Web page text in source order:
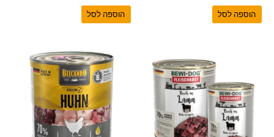
הוספה לסל הוספה לסל
טווח
מחירים:
עד
למוצר
זה
יש
מספר
סוגים.
ניתן
לבחור